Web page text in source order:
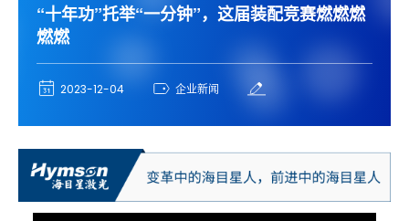
“十年功”托举“一分钟”，这届装配竞赛燃燃燃
燃燃
2023-12-04 企业新闻